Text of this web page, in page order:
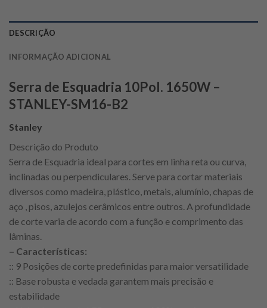
DESCRIÇÃO
INFORMAÇÃO ADICIONAL
Serra de Esquadria 10Pol. 1650W –
STANLEY-SM16-B2
Stanley
Descrição do Produto
Serra de Esquadria ideal para cortes em linha reta ou curva,
inclinadas ou perpendiculares. Serve para cortar materiais
diversos como madeira, plástico, metais, alumínio, chapas de
aço , pisos, azulejos cerâmicos entre outros. A profundidade
de corte varia de acordo com a função e comprimento das
lâminas.
– Características:
:: 9 Posições de corte predefinidas para maior versatilidade
:: Base robusta e vedada garantem mais precisão e
estabilidade